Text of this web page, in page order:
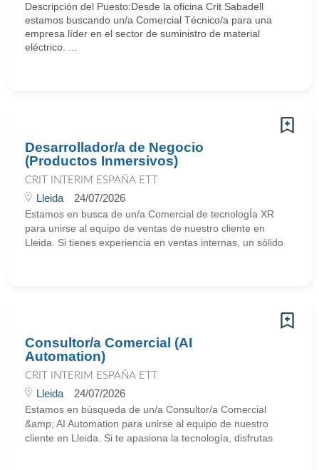
Descripción del Puesto:Desde la oficina Crit Sabadell
estamos buscando un/a Comercial Técnico/a para una
empresa líder en el sector de suministro de material
eléctrico. ...
Desarrollador/a de Negocio
(Productos Inmersivos)
CRIT INTERIM ESPAÑA ETT
Lleida 24/07/2026
Estamos en busca de un/a Comercial de tecnologÍa XR
para unirse al equipo de ventas de nuestro cliente en
Lleida. Si tienes experiencia en ventas internas, un sólido
Consultor/a Comercial (AI
Automation)
CRIT INTERIM ESPAÑA ETT
Lleida 24/07/2026
Estamos en búsqueda de un/a Consultor/a Comercial
&amp; AI Automation para unirse al equipo de nuestro
cliente en Lleida. Si te apasiona la tecnología, disfrutas